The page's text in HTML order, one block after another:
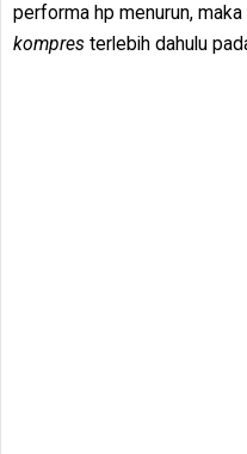
performa hp menurun,
kompres terlebih dahulu